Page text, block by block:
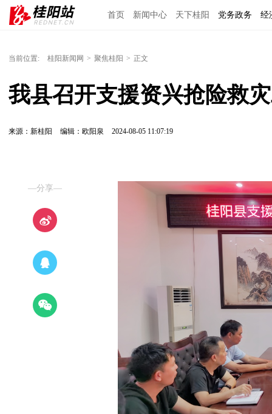
首页 新闻中心 天下桂阳 党务政务 经
当前位置: 桂阳新闻网 > 聚焦桂阳 > 正文
我县召开支援资兴抢险救
来源：新桂阳 编辑：欧阳泉 2024-08-05 11:07:19
—分享—